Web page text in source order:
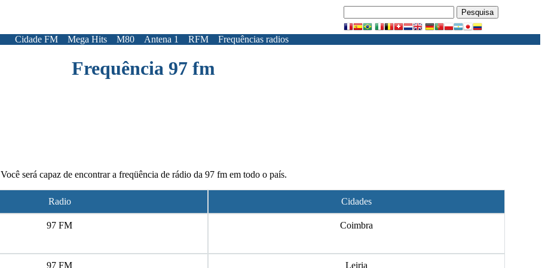
Cidade FM
Mega Hits M80 Antena 1 RFM Frequências radios
Frequência 97 fm
Você será capaz de encontrar a freqüência de rádio da 97 fm em todo o país.
Radio Cidades
97 FM Coimbra
97 FM Leiria